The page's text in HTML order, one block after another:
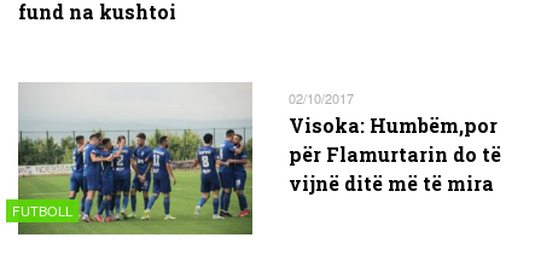
fund na kushtoi
FUTBOLL
02/10/2017
Visoka: Humbëm,por
për Flamurtarin do të
vijnë ditë më të mira